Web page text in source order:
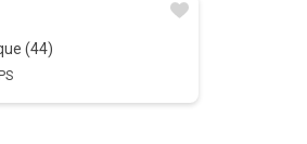
(44)